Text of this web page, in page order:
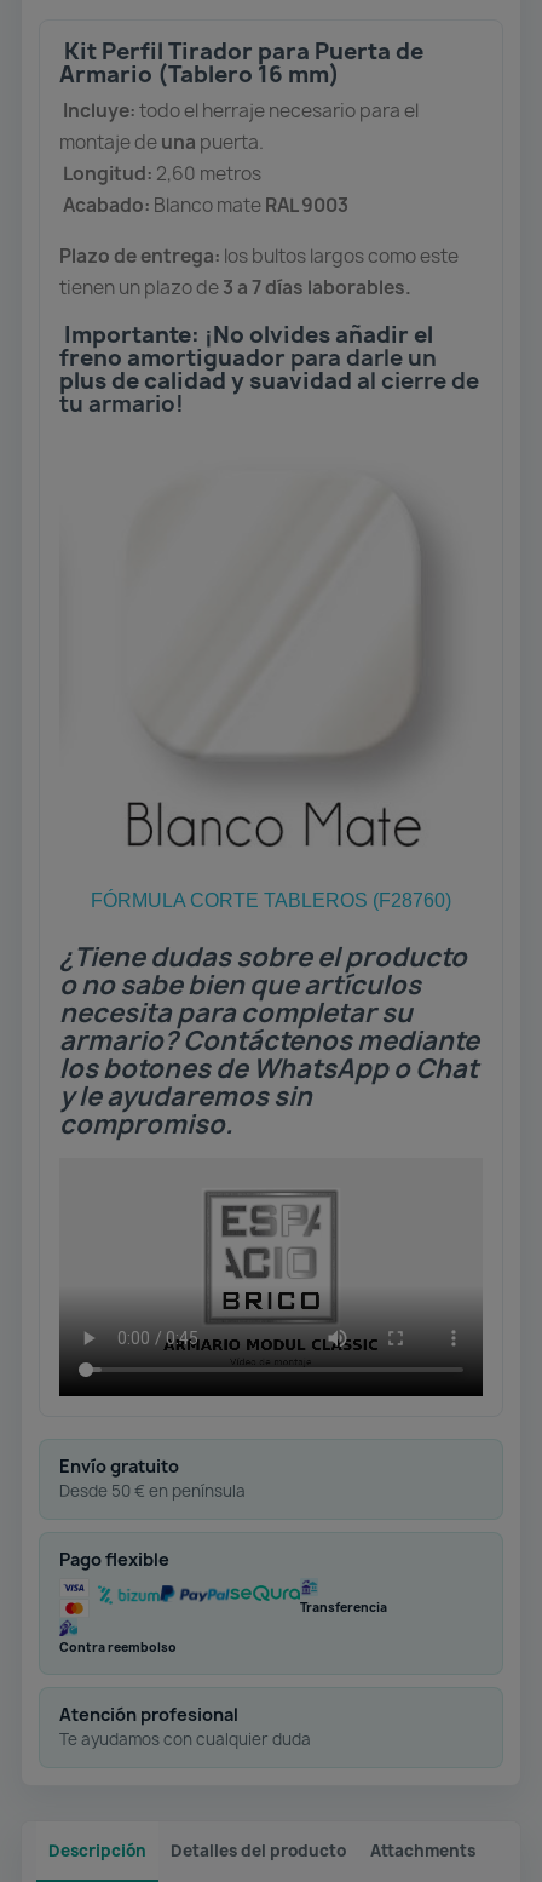
Kit Perfil Tirador para Puerta de
Armario (Tablero 16 mm)
Incluye:todo el herraje necesario para el
montaje deuna puerta.
Longitud: 2,60 metros
Acabado: Blanco mateRAL 9003
Plazo de entrega: los bultos largos como este
tienen un plazo de3 a 7 días laborables.
Importante: ¡No olvides añadir el
freno amortiguador para darle un
plus de calidad y suavidad al cierre de
tu armario!
FÓRMULA CORTE TABLEROS (F28760)
¿Tiene dudas sobre el producto
o no sabe bien que artículos
necesita para completar su
armario? Contáctenos mediante
los botones de WhatsApp o Chat
y le ayudaremos sin
compromiso.
Envío gratuito
Desde 50 € en península
Pago flexible
Transferencia
Contra reembolso
Atención profesional
Te ayudamos con cualquier duda
Descripción Detalles del producto Attachments